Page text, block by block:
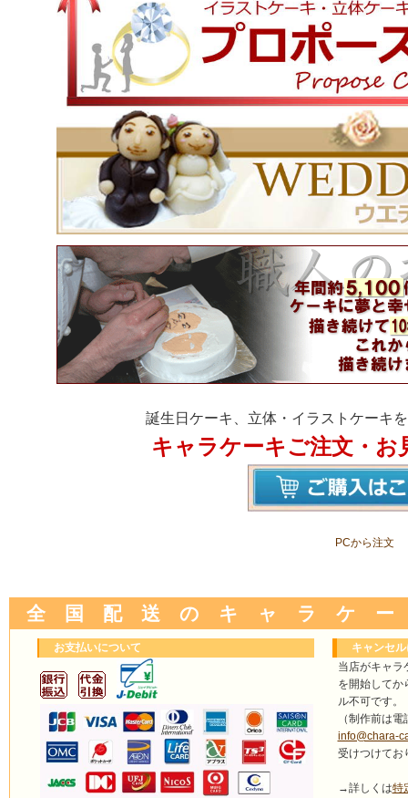
誕生日ケーキ、立体・イラストケーキ
キャラケーキご注文・お
PCから注文
全 国 配 送 の キ ャ ラ ケ
お支払いについて
キャンセル
当店がキャラ
を開始してか
ル不可です。
（制作前は
info@chara-
受けつけてお
→詳しくは特